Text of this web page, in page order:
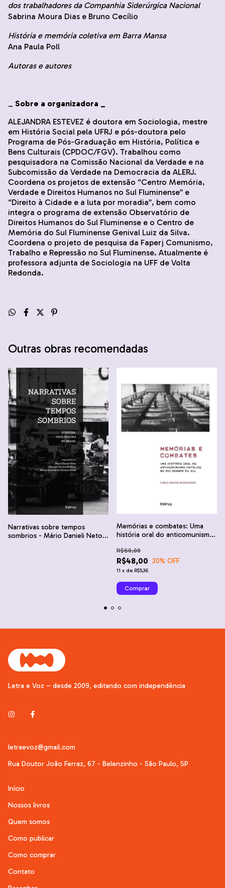
dos trabalhadores da Companhia Siderúrgica Nacional
Sabrina Moura Dias e Bruno Cecílio
História e memória coletiva em Barra Mansa
Ana Paula Poll
Autoras e autores
_ Sobre a organizadora _
ALEJANDRA ESTEVEZ é doutora em Sociologia, mestre
em História Social pela UFRJ e pós-doutora pelo
Programa de Pós-Graduação em História, Política e
Bens Culturais (CPDOC/FGV). Trabalhou como
pesquisadora na Comissão Nacional da Verdade e na
Subcomissão da Verdade na Democracia da ALERJ.
Coordena os projetos de extensão “Centro Memória,
Verdade e Direitos Humanos no Sul Fluminense” e
“Direito à Cidade e a luta por moradia”, bem como
integra o programa de extensão Observatório de
Direitos Humanos do Sul Fluminense e o Centro de
Memória do Sul Fluminense Genival Luiz da Silva.
Coordena o projeto de pesquisa da Faperj Comunismo,
Trabalho e Repressão no Sul Fluminense. Atualmente é
professora adjunta de Sociologia na UFF de Volta
Redonda.
Outras obras recomendadas
Narrativas sobre tempos
sombrios - Mário Danieli Neto,
Memórias e combates: Uma
história oral do anticomunismo
Carla Simone Rodeghero
R$48,00
R$60,00
20% OFF
11 x de R$5,36
Letra e Voz – desde 2009, editando com independência
letraevoz@gmail.com
Rua Doutor João Ferraz, 67 - Belenzinho - São Paulo, SP
Início
Nossos livros
Quem somos
Como publicar
Como comprar
Contato